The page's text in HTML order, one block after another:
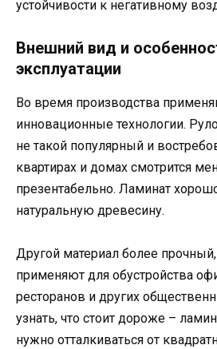
устойчивости к негативному
Внешний вид и
эксплуатации
Во время производства
инновационные технологии.
не такой популярный и
квартирах и домах смотрится
презентабельно. Ламинат
натуральную древесину.
Другой материал более прочный,
применяют для обустройства
ресторанов и других
узнать, что стоит дороже –
нужно отталкиваться от